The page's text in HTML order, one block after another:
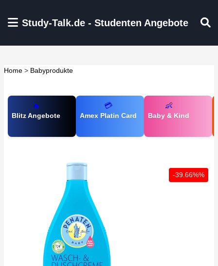
Study-Talk.de - Studenten Angebote
Home > Babyprodukte
🔥
Blitz Angebote
💳
Amex Platin Card
👶
Baby & Kind
-39.66%%